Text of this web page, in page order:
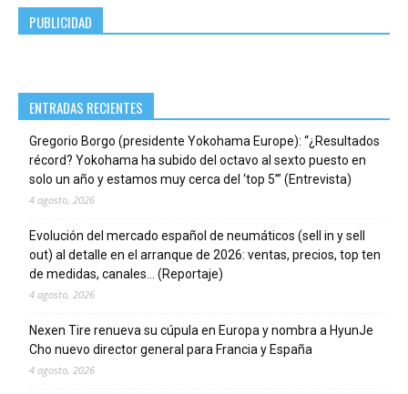
PUBLICIDAD
ENTRADAS RECIENTES
Gregorio Borgo (presidente Yokohama Europe): “¿Resultados
récord? Yokohama ha subido del octavo al sexto puesto en
solo un año y estamos muy cerca del ‘top 5’” (Entrevista)
4 agosto, 2026
Evolución del mercado español de neumáticos (sell in y sell
out) al detalle en el arranque de 2026: ventas, precios, top ten
de medidas, canales… (Reportaje)
4 agosto, 2026
Nexen Tire renueva su cúpula en Europa y nombra a HyunJe
Cho nuevo director general para Francia y España
4 agosto, 2026